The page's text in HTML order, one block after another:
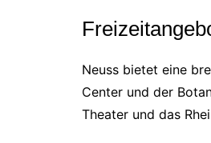
Neuss bietet eine
Center und der
Theater und das